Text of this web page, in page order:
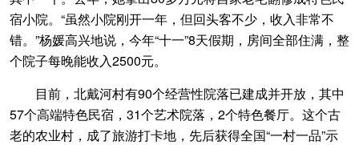
宿小院。“虽然小院刚开一年，但回头客不少，收入非常不
错。”杨媛高兴地说，今年“十一”8天假期，房间全部住满，整
个院子每晚能收入2500元。
目前，北戴河村有90个经营性院落已建成并开放，其中
57个高端特色民宿，31个艺术院落，2个特色餐厅。这个古
老的农业村，成了旅游打卡地，先后获得全国“一村一品”示